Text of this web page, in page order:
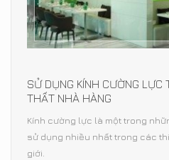
SỬ DỤNG KÍNH CƯỜNG LỰC
THẤT NHÀ HÀNG
Kính cường lực là một trong
sử dụng nhiều nhất trong các
giới.